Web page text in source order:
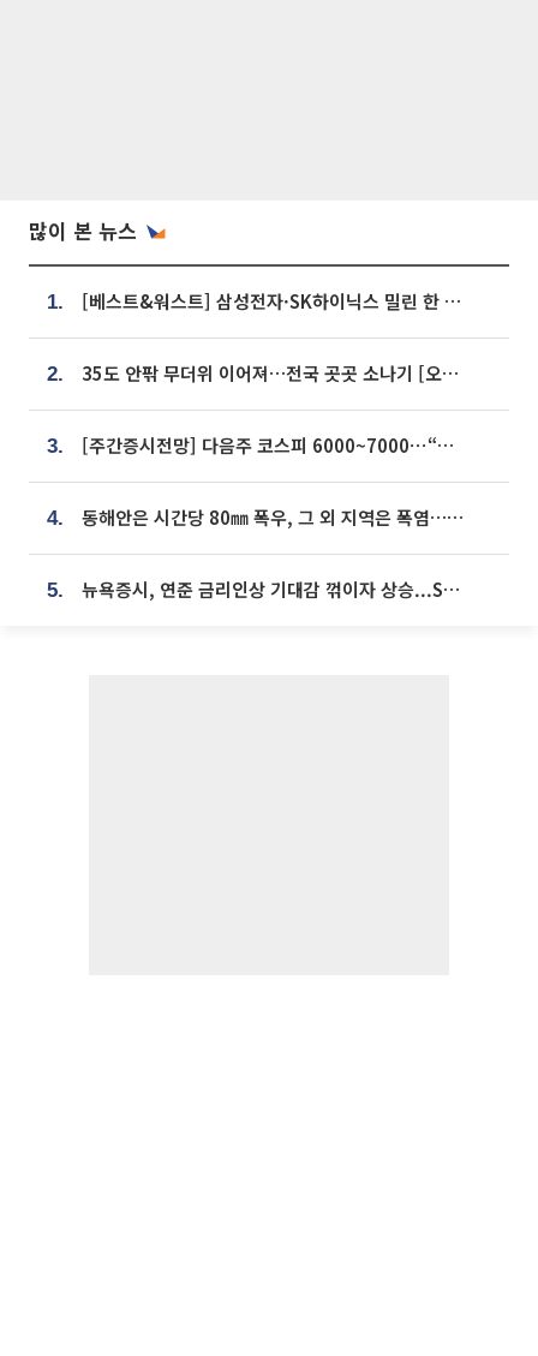
많이 본 뉴스
1. [베스트&워스트] 삼성전자·SK하이닉스 밀린 한 주…상상인증권은 85% 급등
2. 35도 안팎 무더위 이어져…전국 곳곳 소나기 [오늘 날씨]
3. [주간증시전망] 다음주 코스피 6000~7000⋯“外人 수급은 정책이 변수”
4. 동해안은 시간당 80㎜ 폭우, 그 외 지역은 폭염…‘극과 극 날씨’
5. 뉴욕증시, 연준 금리인상 기대감 꺾이자 상승...S&P500 사상 최고치 [종합]